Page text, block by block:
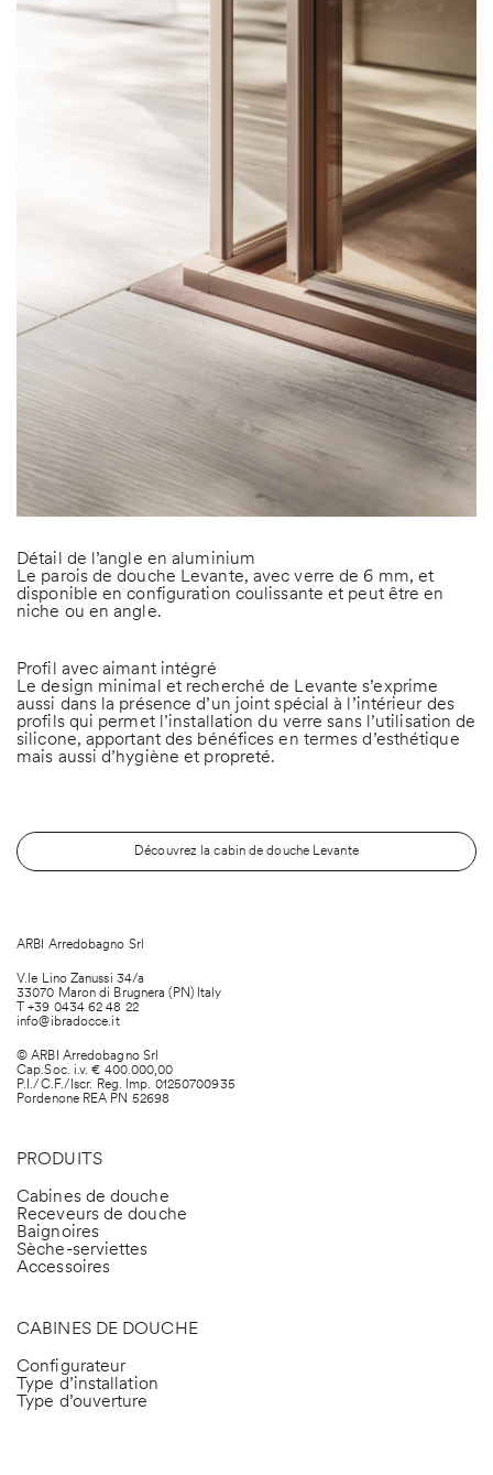
Détail de l’angle en aluminium
Le parois de douche Levante, avec verre de 6 mm, et
disponible en configuration coulissante et peut être en
niche ou en angle.
Profil avec aimant intégré
Le design minimal et recherché de Levante s’exprime
aussi dans la présence d’un joint spécial à l’intérieur des
profils qui permet l’installation du verre sans l’utilisation de
silicone, apportant des bénéfices en termes d’esthétique
mais aussi d’hygiène et propreté.
Découvrez la cabin de douche Levante
ARBI Arredobagno Srl
V.le Lino Zanussi 34/a
33070 Maron di Brugnera (PN) Italy
T +39 0434 62 48 22
info@ibradocce.it
© ARBI Arredobagno Srl
Cap.Soc. i.v. € 400.000,00
P.I./C.F./Iscr. Reg. Imp. 01250700935
Pordenone REA PN 52698
PRODUITS
Cabines de douche
Receveurs de douche
Baignoires
Sèche-serviettes
Accessoires
CABINES DE DOUCHE
Configurateur
Type d’installation
Type d’ouverture